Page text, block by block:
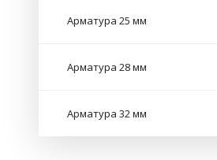
Арматура 25 мм
Арматура 28 мм
Арматура 32 мм